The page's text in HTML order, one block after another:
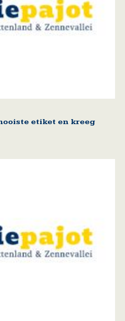
etiket en kreeg